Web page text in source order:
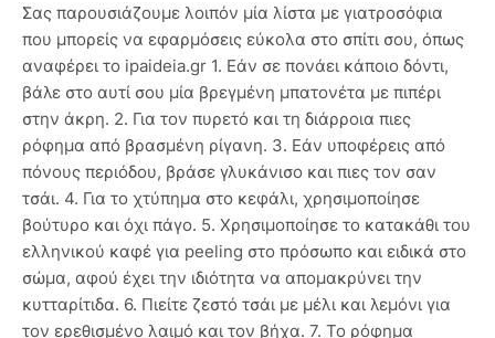
Σας παρουσιάζουμε λοιπόν μία λίστα με γιατροσόφια
που μπορείς να εφαρμόσεις εύκολα στο σπίτι σου, όπως
αναφέρει το ipaideia.gr 1. Εάν σε πονάει κάποιο δόντι,
βάλε στο αυτί σου μία βρεγμένη μπατονέτα με πιπέρι
στην άκρη. 2. Για τον πυρετό και τη διάρροια πιες
ρόφημα από βρασμένη ρίγανη. 3. Εάν υποφέρεις από
πόνους περιόδου, βράσε γλυκάνισο και πιες τον σαν
τσάι. 4. Για το χτύπημα στο κεφάλι, χρησιμοποίησε
βούτυρο και όχι πάγο. 5. Χρησιμοποίησε το κατακάθι του
ελληνικού καφέ για peeling στο πρόσωπο και ειδικά στο
σώμα, αφού έχει την ιδιότητα να απομακρύνει την
κυτταρίτιδα. 6. Πιείτε ζεστό τσάι με μέλι και λεμόνι για
τον ερεθισμένο λαιμό και τον βήχα. 7. Το ρόφημα